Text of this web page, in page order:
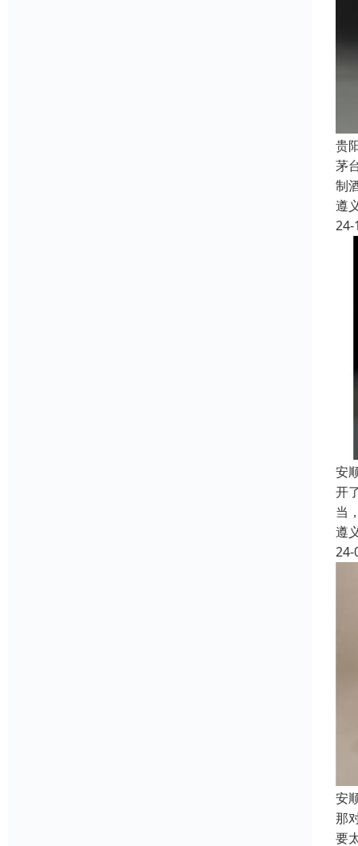
贵
茅
制
遵
24-
安
开
当
遵
24-
安
那
要